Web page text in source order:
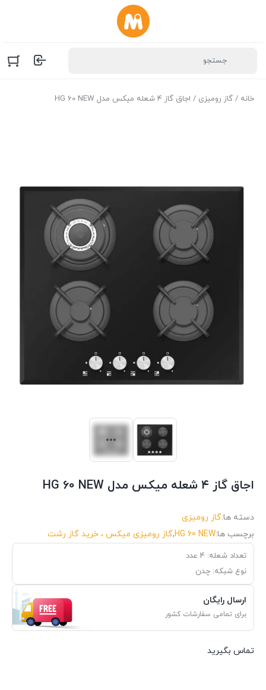
خانه / گاز رومیزی / اجاق گاز ۴ شعله میکس مدل HG 60 NEW
اجاق گاز ۴ شعله میکس مدل HG 60 NEW
دسته ها:گاز رومیزی
برچسب ها:HG 60 NEW
,گاز رومیزی میکس ، خرید گاز رشت
تعداد شعله: 4 عدد
نوع شبکه: چدن
ارسال رایگان
برای تمامی سفارشات کشور
تماس بگیرید